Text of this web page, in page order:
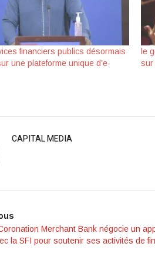
financiers publics désormais
une plateforme unique d’e-
le
sur
CAPITAL MEDIA
Merchant Bank négocie un
la SFI pour soutenir ses activités de